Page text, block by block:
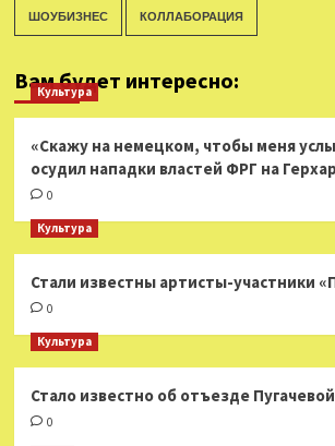
ШОУБИЗНЕС КОЛЛАБОРАЦИЯ
Вам будет интересно:
Культура
«Скажу на немецком, чтобы меня
осудил нападки властей ФРГ на
0
Культура
Стали известны артисты-участники
0
Культура
Стало известно об отъезде
0